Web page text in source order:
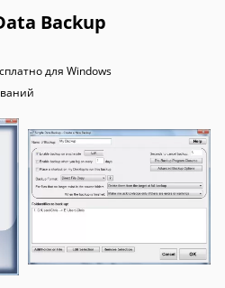
Backup
для Windows